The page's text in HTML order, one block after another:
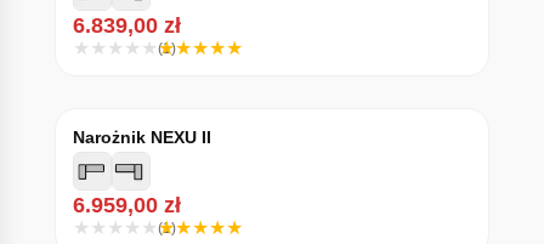
6.839,00 zł
(1)
Narożnik NEXU II
6.959,00 zł
(1)